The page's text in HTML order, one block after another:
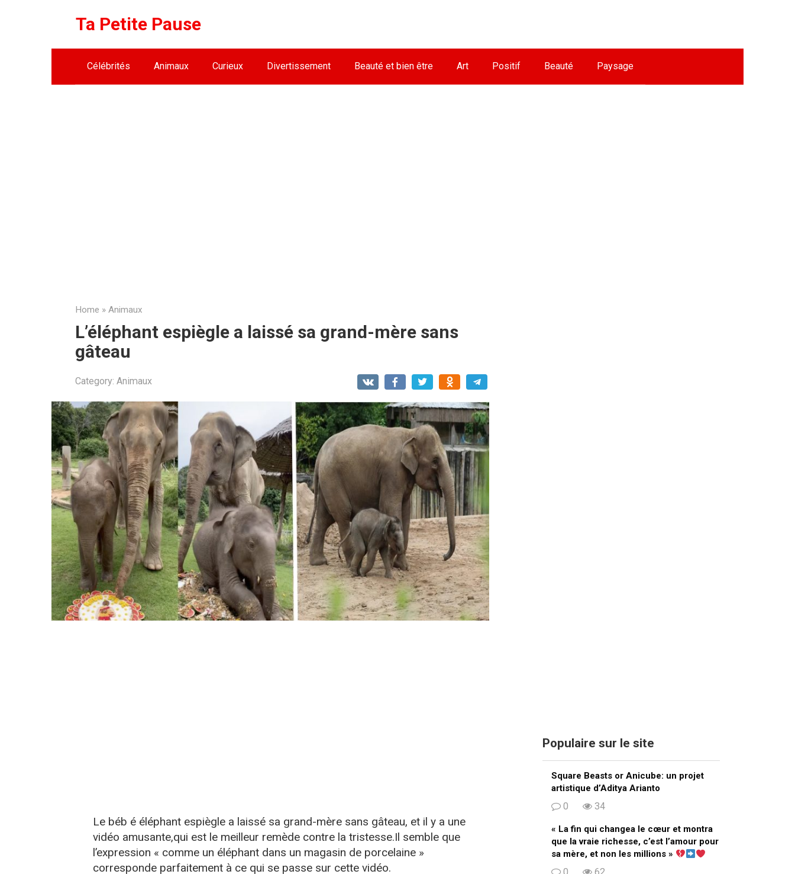
Ta Petite Pause
Célébrités Animaux Curieux Divertissement Beauté et bien être Art Positif Beauté Paysage
Home » Animaux
L’éléphant espiègle a laissé sa grand-mère sans
gâteau
Category: Animaux
Le béb é éléphant espiègle a laissé sa grand-mère sans gâteau, et il y a une
vidéo amusante,qui est le meilleur remède contre la tristesse.Il semble que
l’expression « comme un éléphant dans un magasin de porcelaine »
corresponde parfaitement à ce qui se passe sur cette vidéo.
Populaire sur le site
Square Beasts or Anicube: un projet
artistique d’Aditya Arianto
0 34
« La fin qui changea le cœur et montra
que la vraie richesse, c’est l’amour pour
sa mère, et non les millions »